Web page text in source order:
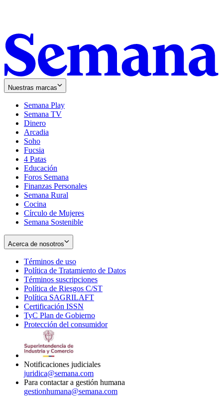
Nuestras marcas
Semana Play
Semana TV
Dinero
Arcadia
Soho
in
new
window
Fucsia
in
new
window
4 Patas
Educación
Foros Semana
Finanzas Personales
Semana Rural
Cocina
Círculo de Mujeres
Semana Sostenible
Acerca de nosotros
Términos de uso
in
new
window
Política de Tratamiento de Datos
Términos suscripciones
in
Política de Riesgos C/ST
Política SAGRILAFT
new
window
Certificación ISSN
in
new
TyC Plan de Gobierno
in
Protección del consumidorOpens
Notificaciones judiciales
juridica@semana.com
Para contactar a gestión humana
gestionhumana@semana.com